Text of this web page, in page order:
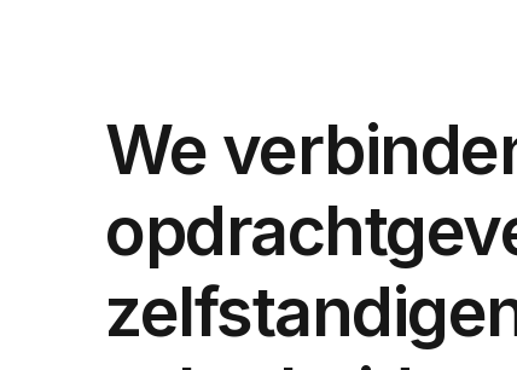
We